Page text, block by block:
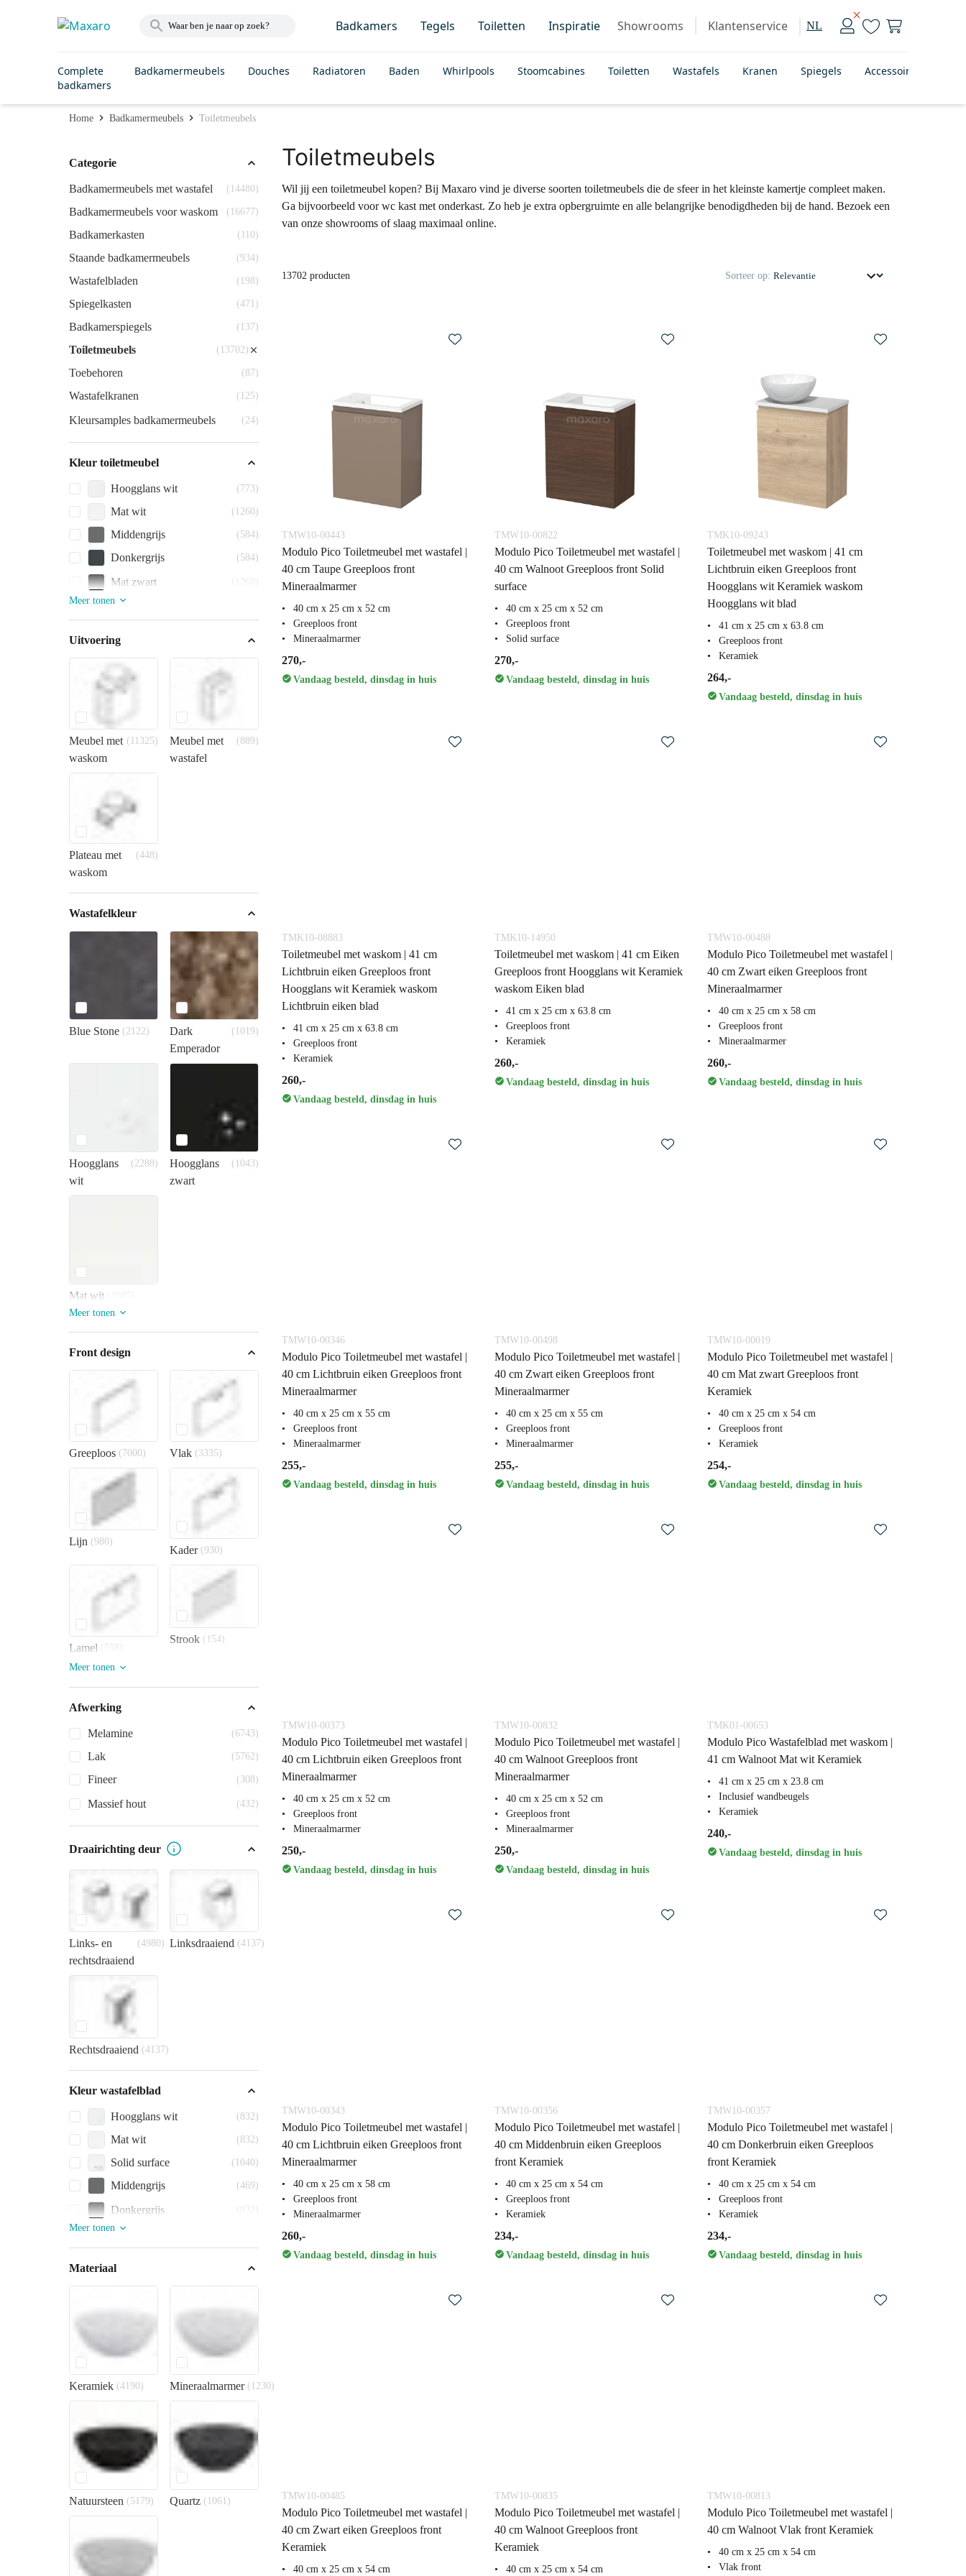
Badkamers Tegels Toiletten Inspiratie Showrooms Klantenservice NL
Complete
badkamers
Badkamermeubels Douches Radiatoren Baden Whirlpools Stoomcabines Toiletten Wastafels Kranen Spiegels Accessoires
Home Badkamermeubels Toiletmeubels
Categorie
Badkamermeubels met wastafel (14480)
Badkamermeubels voor waskom (16677)
Badkamerkasten (110)
Staande badkamermeubels (934)
Wastafelbladen (198)
Spiegelkasten (471)
Badkamerspiegels (137)
Toiletmeubels (13702)
Toebehoren (87)
Wastafelkranen (125)
Kleursamples badkamermeubels (24)
Kleur toiletmeubel
Hoogglans wit (773)
Mat wit (1260)
Middengrijs (584)
Donkergrijs (584)
Mat zwart
Meer tonen
Uitvoering
Meubel met
waskom
(11325)
Meubel met
wastafel
(889)
Plateau met
waskom
(448)
Wastafelkleur
Blue Stone (2122)
Dark
Emperador
(1019)
Hoogglans
wit
(2288)
Hoogglans
zwart
(1043)
Mat wit
Meer tonen
Front design
Greeploos (7000) Vlak (3335)
Lijn (980)
Kader (930)
Lamel (558)
Strook (154)
Meer tonen
Afwerking
Melamine (6743)
Lak (5762)
Fineer (308)
Massief hout (432)
Draairichting deur
Links- en
rechtsdraaiend
(4980) Linksdraaiend (4137)
Rechtsdraaiend (4137)
Kleur wastafelblad
Hoogglans wit (832)
Mat wit (832)
Solid surface (1040)
Middengrijs (469)
Donkergrijs
Meer tonen
Materiaal
Keramiek (4190) Mineraalmarmer (1230)
Natuursteen (5179) Quartz (1061)
Toiletmeubels
Wil jij een toiletmeubel kopen? Bij Maxaro vind je diverse soorten toiletmeubels die de sfeer in het kleinste kamertje compleet maken.
Ga bijvoorbeeld voor wc kast met onderkast. Zo heb je extra opbergruimte en alle belangrijke benodigdheden bij de hand. Bezoek een
van onze showrooms of slaag maximaal online.
13702 producten Sorteer op:
TMW10-00443
Modulo Pico Toiletmeubel met wastafel |
40 cm Taupe Greeploos front
Mineraalmarmer
40 cm x 25 cm x 52 cm
Greeploos front
Mineraalmarmer
270,-
Vandaag besteld, dinsdag in huis
TMW10-00822
Modulo Pico Toiletmeubel met wastafel |
40 cm Walnoot Greeploos front Solid
surface
40 cm x 25 cm x 52 cm
Greeploos front
Solid surface
270,-
Vandaag besteld, dinsdag in huis
TMK10-09243
Toiletmeubel met waskom | 41 cm
Lichtbruin eiken Greeploos front
Hoogglans wit Keramiek waskom
Hoogglans wit blad
41 cm x 25 cm x 63.8 cm
Greeploos front
Keramiek
264,-
Vandaag besteld, dinsdag in huis
TMK10-08883
Toiletmeubel met waskom | 41 cm
Lichtbruin eiken Greeploos front
Hoogglans wit Keramiek waskom
Lichtbruin eiken blad
41 cm x 25 cm x 63.8 cm
Greeploos front
Keramiek
260,-
Vandaag besteld, dinsdag in huis
TMK10-14950
Toiletmeubel met waskom | 41 cm Eiken
Greeploos front Hoogglans wit Keramiek
waskom Eiken blad
41 cm x 25 cm x 63.8 cm
Greeploos front
Keramiek
260,-
Vandaag besteld, dinsdag in huis
TMW10-00488
Modulo Pico Toiletmeubel met wastafel |
40 cm Zwart eiken Greeploos front
Mineraalmarmer
40 cm x 25 cm x 58 cm
Greeploos front
Mineraalmarmer
260,-
Vandaag besteld, dinsdag in huis
TMW10-00346
Modulo Pico Toiletmeubel met wastafel |
40 cm Lichtbruin eiken Greeploos front
Mineraalmarmer
40 cm x 25 cm x 55 cm
Greeploos front
Mineraalmarmer
255,-
Vandaag besteld, dinsdag in huis
TMW10-00498
Modulo Pico Toiletmeubel met wastafel |
40 cm Zwart eiken Greeploos front
Mineraalmarmer
40 cm x 25 cm x 55 cm
Greeploos front
Mineraalmarmer
255,-
Vandaag besteld, dinsdag in huis
TMW10-00019
Modulo Pico Toiletmeubel met wastafel |
40 cm Mat zwart Greeploos front
Keramiek
40 cm x 25 cm x 54 cm
Greeploos front
Keramiek
254,-
Vandaag besteld, dinsdag in huis
TMW10-00373
Modulo Pico Toiletmeubel met wastafel |
40 cm Lichtbruin eiken Greeploos front
Mineraalmarmer
40 cm x 25 cm x 52 cm
Greeploos front
Mineraalmarmer
250,-
Vandaag besteld, dinsdag in huis
TMW10-00832
Modulo Pico Toiletmeubel met wastafel |
40 cm Walnoot Greeploos front
Mineraalmarmer
40 cm x 25 cm x 52 cm
Greeploos front
Mineraalmarmer
250,-
Vandaag besteld, dinsdag in huis
TMK01-00653
Modulo Pico Wastafelblad met waskom |
41 cm Walnoot Mat wit Keramiek
41 cm x 25 cm x 23.8 cm
Inclusief wandbeugels
Keramiek
240,-
Vandaag besteld, dinsdag in huis
TMW10-00343
Modulo Pico Toiletmeubel met wastafel |
40 cm Lichtbruin eiken Greeploos front
Mineraalmarmer
40 cm x 25 cm x 58 cm
Greeploos front
Mineraalmarmer
260,-
Vandaag besteld, dinsdag in huis
TMW10-00356
Modulo Pico Toiletmeubel met wastafel |
40 cm Middenbruin eiken Greeploos
front Keramiek
40 cm x 25 cm x 54 cm
Greeploos front
Keramiek
234,-
Vandaag besteld, dinsdag in huis
TMW10-00357
Modulo Pico Toiletmeubel met wastafel |
40 cm Donkerbruin eiken Greeploos
front Keramiek
40 cm x 25 cm x 54 cm
Greeploos front
Keramiek
234,-
Vandaag besteld, dinsdag in huis
TMW10-00485
Modulo Pico Toiletmeubel met wastafel |
40 cm Zwart eiken Greeploos front
Keramiek
40 cm x 25 cm x 54 cm
TMW10-00835
Modulo Pico Toiletmeubel met wastafel |
40 cm Walnoot Greeploos front
Keramiek
40 cm x 25 cm x 54 cm
TMW10-00813
Modulo Pico Toiletmeubel met wastafel |
40 cm Walnoot Vlak front Keramiek
40 cm x 25 cm x 54 cm
Vlak front